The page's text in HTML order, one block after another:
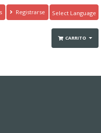
Registrarse
Translate
CARRITO